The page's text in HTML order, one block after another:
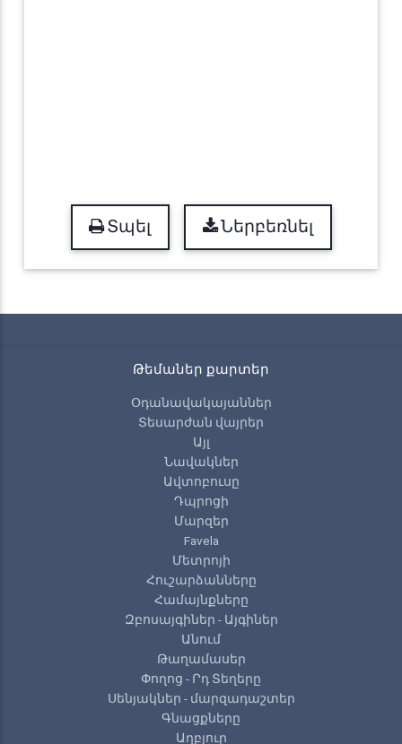
Տպել Ներբեռնել
Թեմաներ քարտեր
Օդանավակայաններ
Տեսարժան վայրեր
Այլ
Նավակներ
Ավտոբուսը
Դպրոցի
Մարզեր
Favela
Մետրոյի
Հուշարձանները
Համայնքները
Զբոսայգիներ - Այգիներ
Անում
Թաղամասեր
Փողոց - Րդ Տեղերը
Սենյակներ - մարզադաշտեր
Գնացքները
Աղբյուր